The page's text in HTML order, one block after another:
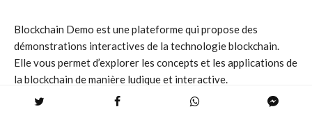
Blockchain Demo est une plateforme qui propose des
démonstrations interactives de la technologie blockchain.
Elle vous permet d’explorer les concepts et les applications de
la blockchain de manière ludique et interactive.
Démonstrations interactives: Blockchain Demo propose